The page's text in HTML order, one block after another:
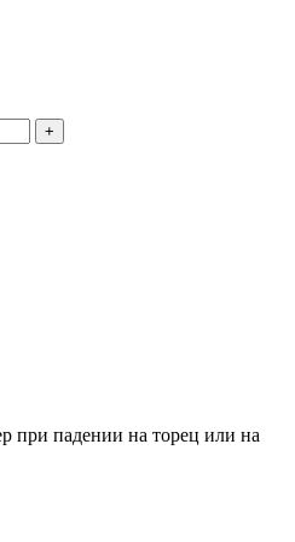
+
при падении на торец или на